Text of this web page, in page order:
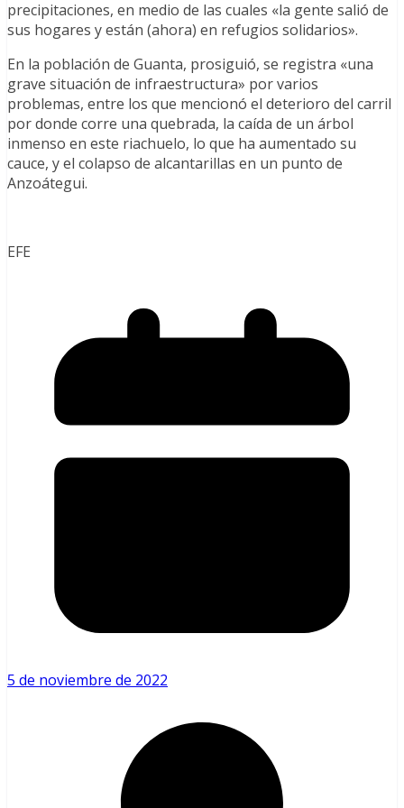
precipitaciones, en medio de las cuales «la gente salió de
sus hogares y están (ahora) en refugios solidarios».
En la población de Guanta, prosiguió, se registra «una
grave situación de infraestructura» por varios
problemas, entre los que mencionó el deterioro del carril
por donde corre una quebrada, la caída de un árbol
inmenso en este riachuelo, lo que ha aumentado su
cauce, y el colapso de alcantarillas en un punto de
Anzoátegui.
EFE
5 de noviembre de 2022